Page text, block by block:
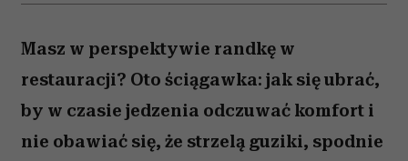
Masz w perspektywie randkę w
restauracji? Oto ściągawka: jak się ubrać,
by w czasie jedzenia odczuwać komfort i
nie obawiać się, że strzelą guziki, spodnie